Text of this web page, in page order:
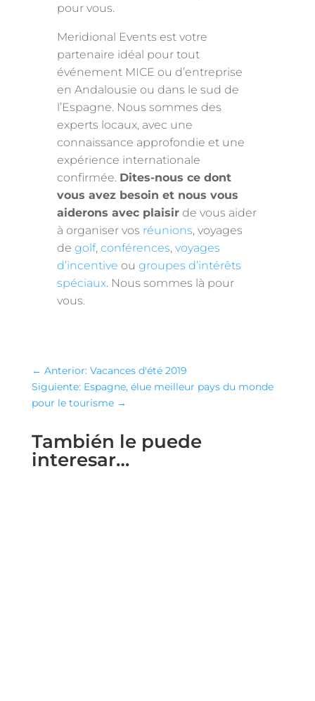
pour vous.
Meridional Events est votre
partenaire idéal pour tout
événement MICE ou d’entreprise
en Andalousie ou dans le sud de
l’Espagne. Nous sommes des
experts locaux, avec une
connaissance approfondie et une
expérience internationale
confirmée. Dites-nous ce dont
vous avez besoin et nous vous
aiderons avec plaisirde vous aider
à organiser vos réunions, voyages
de golf, conférences, voyages
d’incentive ou groupes d’intérêts
spéciaux. Nous sommes là pour
vous.
← Anterior: Vacances d'été 2019
Siguiente: Espagne, élue meilleur pays du monde
pour le tourisme→
También le puede
interesar…